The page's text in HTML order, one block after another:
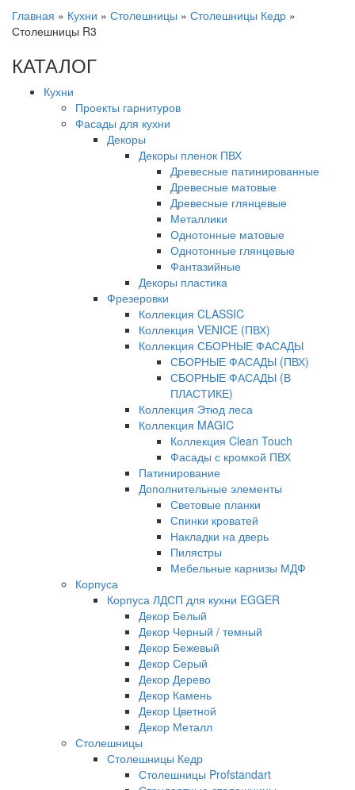
Главная » Кухни » Столешницы » Столешницы Кедр »
Столешницы R3
КАТАЛОГ
Кухни
Проекты гарнитуров
Фасады для кухни
Декоры
Декоры пленок ПВХ
Древесные патинированные
Древесные матовые
Древесные глянцевые
Металлики
Однотонные матовые
Однотонные глянцевые
Фантазийные
Декоры пластика
Фрезеровки
Коллекция CLASSIC
Коллекция VENICE (ПВХ)
Коллекция СБОРНЫЕ ФАСАДЫ
СБОРНЫЕ ФАСАДЫ (ПВХ)
СБОРНЫЕ ФАСАДЫ (В
ПЛАСТИКЕ)
Коллекция Этюд леса
Коллекция MAGIC
Коллекция Clean Touch
Фасады с кромкой ПВХ
Патинирование
Дополнительные элементы
Световые планки
Спинки кроватей
Накладки на дверь
Пилястры
Мебельные карнизы МДФ
Корпуса
Корпуса ЛДСП для кухни EGGER
Декор Белый
Декор Черный / темный
Декор Бежевый
Декор Серый
Декор Дерево
Декор Камень
Декор Цветной
Декор Металл
Столешницы
Столешницы Кедр
Столешницы Profstandart